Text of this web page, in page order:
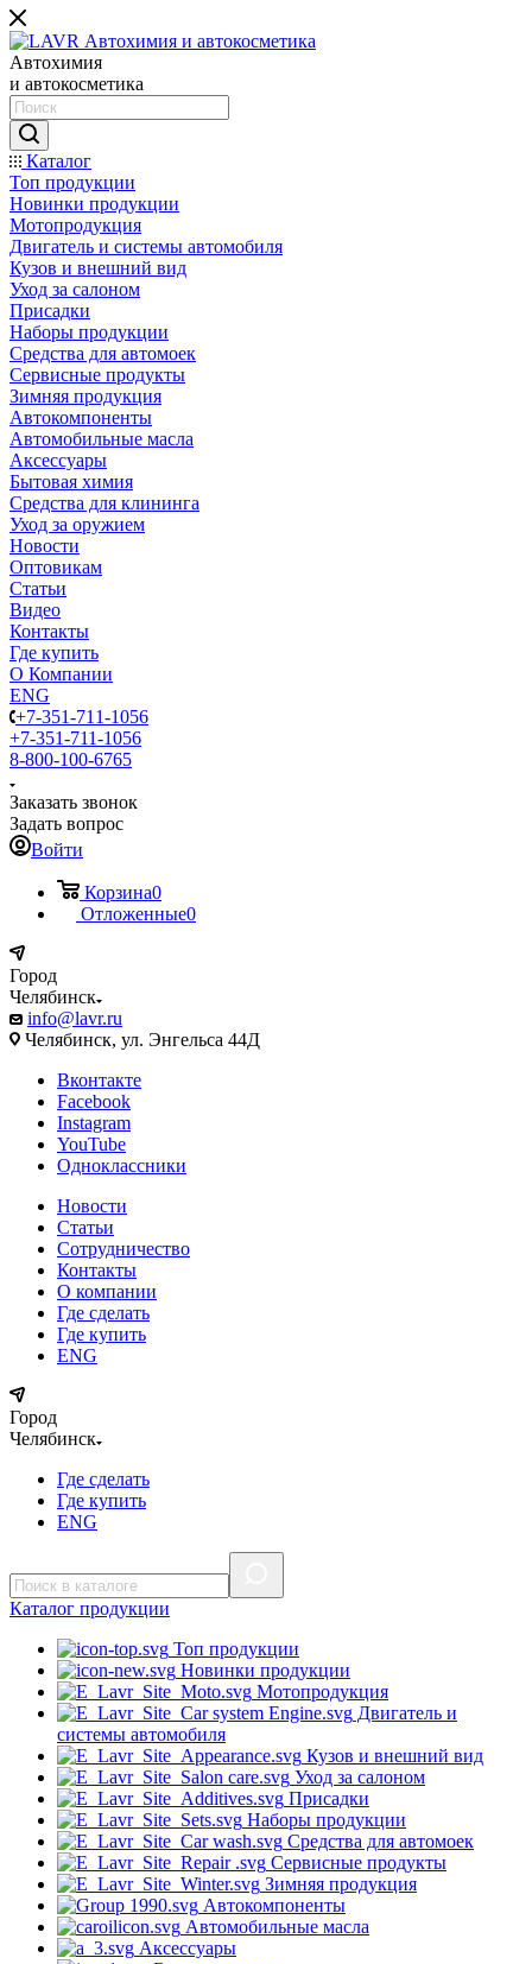
Автохимия
и автокосметика
Каталог
Топ продукции
Новинки продукции
Мотопродукция
Двигатель и системы автомобиля
Кузов и внешний вид
Уход за салоном
Присадки
Наборы продукции
Средства для автомоек
Сервисные продукты
Зимняя продукция
Автокомпоненты
Автомобильные масла
Аксессуары
Бытовая химия
Средства для клининга
Уход за оружием
Новости
Оптовикам
Статьи
Видео
Контакты
Где купить
О Компании
ENG
+7-351-711-1056
+7-351-711-1056
8-800-100-6765
Заказать звонок
Задать вопрос
Войти
Корзина0
Отложенные0
Город
Челябинск
info@lavr.ru
Челябинск, ул. Энгельса 44Д
Вконтакте
Facebook
Instagram
YouTube
Одноклассники
Новости
Статьи
Сотрудничество
Контакты
О компании
Где сделать
Где купить
ENG
Город
Челябинск
Где сделать
Где купить
ENG
Каталог продукции
Топ продукции
Новинки продукции
Мотопродукция
Двигатель и
системы автомобиля
Кузов и внешний вид
Уход за салоном
Присадки
Наборы продукции
Средства для автомоек
Сервисные продукты
Зимняя продукция
Автокомпоненты
Автомобильные масла
Аксессуары